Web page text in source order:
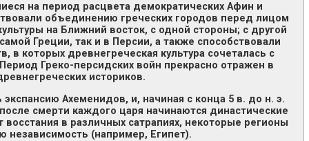
на период расцвета демократических Афин и
объединению греческих городов перед лицом
на Ближний восток, с одной стороны; с другой
Греции, так и в Персии, а также способствовали
в которых древнегреческая культура сочеталась с
Греко-персидских войн прекрасно отражен в
историков.
Ахеменидов, и, начиная с конца 5 в. до н. э.
смерти каждого царя начинаются династические
в различных сатрапиях, некоторые регионы
независимость (например, Египет).